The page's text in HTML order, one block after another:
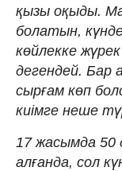
қызы оқыды.
болатын,
көйлекке
дегендей. Бар
сырғам көп
киімге неше
17 жасымда 50
алғанда, сол